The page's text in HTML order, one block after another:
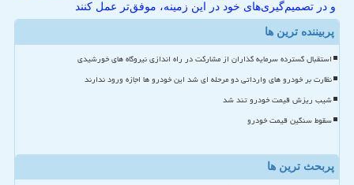
و در تصمیم‌گیری‌های خود در این زمینه، موفق‌تر عمل کنند
پربیننده ترین ها
استقبال گسترده سرمایه گذاران از مشارکت در راه اندازی نیروگاه های خورشیدی
نظارت بر خودرو های وارداتی دو مرحله ای شد این خودرو ها اجازه ورود ندارند
شیب ریزش قیمت خودرو تند شد
سقوط سنگین قیمت خودرو
پربحث ترین ها